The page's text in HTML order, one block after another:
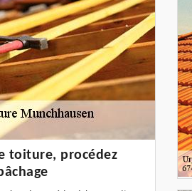
toiture, procédez